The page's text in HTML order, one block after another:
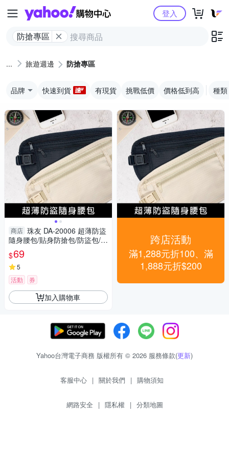
Yahoo購物中心
防搶專區
登入
旅遊週邊 防搶專區
品牌 快速到貨 有現貨 挑戰低價 價格低到高 種類
商店 珠友 DA-20006 超薄防盜
隨身腰包/貼身防搶包/防盜包/外
出包/護照收納包
$69
5
活動
券
加入購物車
跨店活動
滿1,288元折100、滿
1,888元折$200
Yahoo台灣電子商務 版權所有 © 2026 服務條款(更新)
客服中心 | 關於我們 | 購物須知
網路安全 | 隱私權 | 分類地圖